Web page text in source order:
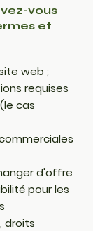
vous
et
web ;
requises
cas
d'offre
pour les
droits